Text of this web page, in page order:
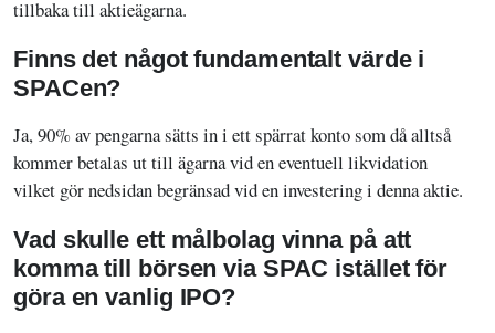
tillbaka till aktieägarna.
Finns det något fundamentalt värde i
SPACen?
Ja, 90% av pengarna sätts in i ett spärrat konto som då alltså
kommer betalas ut till ägarna vid en eventuell likvidation
vilket gör nedsidan begränsad vid en investering i denna aktie.
Vad skulle ett målbolag vinna på att
komma till börsen via SPAC istället för
göra en vanlig IPO?